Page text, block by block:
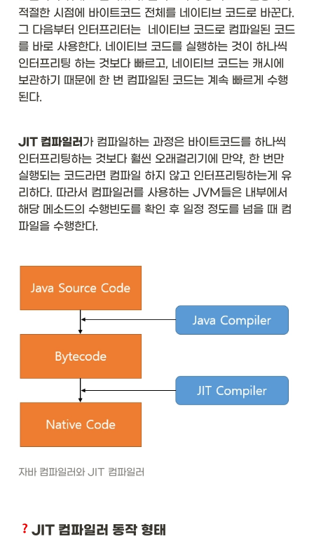
적절한 시점에 바이트코드 전체를 네이티브 코드로 바꾼다.
그 다음부터 인터프리터는  네이티브 코드로 컴파일된 코드
를 바로 사용한다. 네이티브 코드를 실행하는 것이 하나씩
인터프리팅 하는 것보다 빠르고, 네이티브 코드는 캐시에
보관하기 때문에 한 번 컴파일된 코드는 계속 빠르게 수행
된다.
JIT 컴파일러 가 컴파일하는 과정은 바이트코드를 하나씩
인터프리팅하는 것보다 훨씬 오래걸리기에 만약, 한 번만
실행되는 코드라면 컴파일 하지 않고 인터프리팅하는게 유
리하다. 따라서 컴파일러를 사용하는 JVM들은 내부에서
해당 메소드의 수행빈도를 확인 후 일정 정도를 넘을 때 컴
파일을 수행한다.
자바 컴파일러와 JIT 컴파일러
JIT 컴파일러 동작 형태